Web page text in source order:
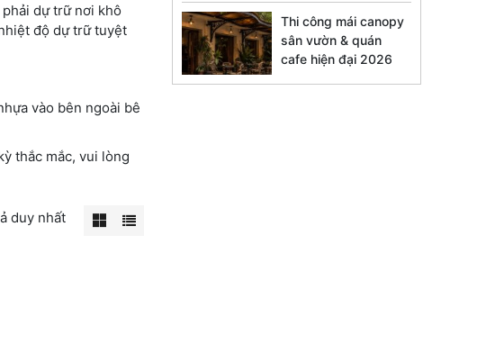
dự trữ nơi khô
độ dự trữ tuyệt
vào bên ngoài bê
thắc mắc, vui lòng
duy nhất
Thi công mái canopy
sân vườn & quán
cafe hiện đại 2026